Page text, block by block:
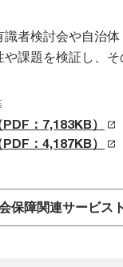
識者検討会や自治
課題を検証し、そ
：7,183KB）
：4,187KB）
保障関連サービス